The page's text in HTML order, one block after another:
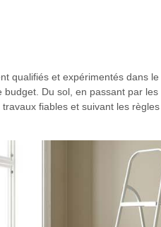
qualifiés et expérimentés dans
Du sol, en passant par les
fiables et suivant les règles